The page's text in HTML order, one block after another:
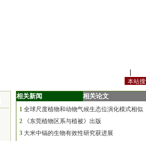
相关新闻 相关论文
1 全球尺度植物和动物气候生态位演化模式相似
2
《东莞植物区系与植被》出版
3 大米中镉的生物有效性研究获进展